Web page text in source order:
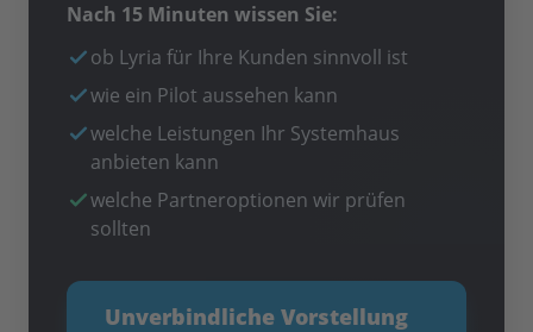
Nach 15 Minuten wissen Sie:
ob Lyria für Ihre Kunden sinnvoll ist
wie ein Pilot aussehen kann
welche Leistungen Ihr Systemhaus
anbieten kann
welche Partneroptionen wir prüfen
sollten
Unverbindliche Vorstellung